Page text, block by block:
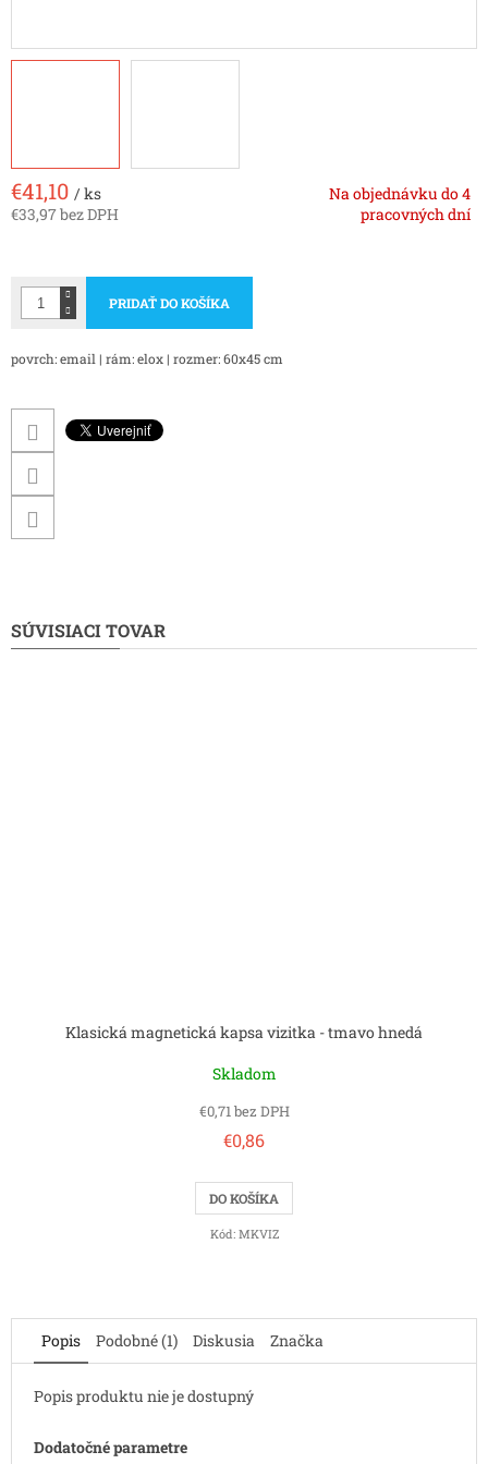
€41,10 / ks
€33,97 bez DPH
Na objednávku do 4
pracovných dní
PRIDAŤ DO KOŠÍKA
povrch: email | rám: elox | rozmer: 60x45 cm
SÚVISIACI TOVAR
Klasická magnetická kapsa vizitka - tmavo hnedá
Skladom
€0,71 bez DPH
€0,86
DO KOŠÍKA
Kód: MKVIZ
Popis Podobné (1) Diskusia Značka
Popis produktu nie je dostupný
Dodatočné parametre